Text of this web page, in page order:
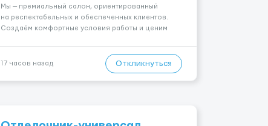
Мы — премиальный салон, ориентированный
на респектабельных и обеспеченных клиентов.
Создаём комфортные условия работы и ценим
в неделю и выше 💎 Честная сис...
17 часов назад Откликнуться